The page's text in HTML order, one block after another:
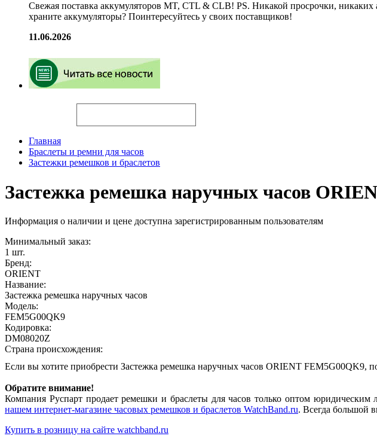
Свежая поставка аккумуляторов MT, CTL & CLB! PS. Никакой просрочки,
храните аккумуляторы? Поинтересуйтесь у своих поставщиков!
11.06.2026
Главная
Браслеты и ремни для часов
Застежки ремешков и браслетов
Застежка ремешка наручных часов
Информация о наличии и цене доступна зарегистрированным пользователям
Минимальный заказ:
1 шт.
Бренд:
ORIENT
Название:
Застежка ремешка наручных часов
Модель:
FEM5G00QK9
Кодировка:
DM08020Z
Страна происхождения:
Если вы хотите приобрести Застежка ремешка наручных часов ORIENT FEM5G00QK9,
Обратите внимание!
Компания Руспарт продает ремешки и браслеты для часов только оптом
нашем интернет-магазине часовых ремешков и браслетов WatchBand.ru. Всегда большой
Купить в розницу на сайте watchband.ru